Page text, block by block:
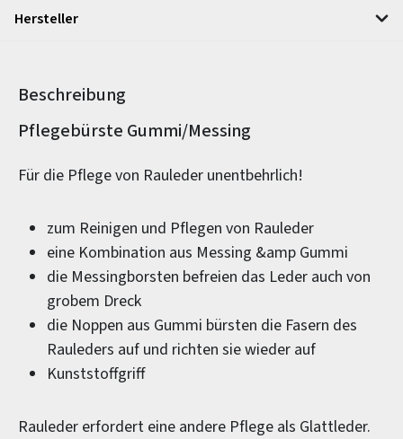
Hersteller
Beschreibung
Produktinformationen
Pflegebürste Gummi/Messing
Für die Pflege von Rauleder unentbehrlich!
zum Reinigen und Pflegen von Rauleder
eine Kombination aus Messing &amp Gummi
die Messingborsten befreien das Leder auch von
grobem Dreck
die Noppen aus Gummi bürsten die Fasern des
Rauleders auf und richten sie wieder auf
Kunststoffgriff
Rauleder erfordert eine andere Pflege als Glattleder.